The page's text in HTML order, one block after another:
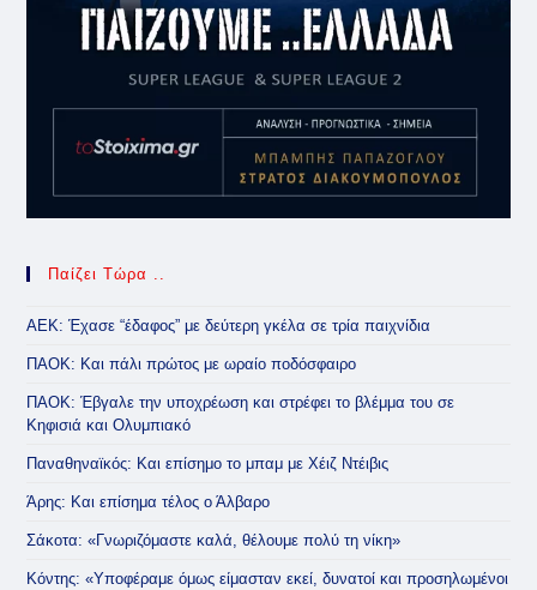
Παίζει Τώρα ..
ΑΕΚ: Έχασε “έδαφος” με δεύτερη γκέλα σε τρία παιχνίδια
ΠΑΟΚ: Και πάλι πρώτος με ωραίο ποδόσφαιρο
ΠΑΟΚ: Έβγαλε την υποχρέωση και στρέφει το βλέμμα του σε
Κηφισιά και Ολυμπιακό
Παναθηναϊκός: Και επίσημο το μπαμ με Χέιζ Ντέιβις
Άρης: Και επίσημα τέλος ο Άλβαρο
Σάκοτα: «Γνωριζόμαστε καλά, θέλουμε πολύ τη νίκη»
Κόντης: «Υποφέραμε όμως είμασταν εκεί, δυνατοί και προσηλωμένοι